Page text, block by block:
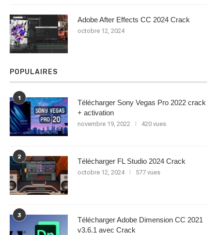
Adobe After Effects CC 2024 Crack
octobre 12, 2024
POPULAIRES
1
Télécharger Sony Vegas Pro 2022 crack
+ activation
novembre 19, 2022 420 vues
2
Télécharger FL Studio 2024 Crack
octobre 12, 2024 577 vues
3
Télécharger Adobe Dimension CC 2021
v3.6.1 avec Crack